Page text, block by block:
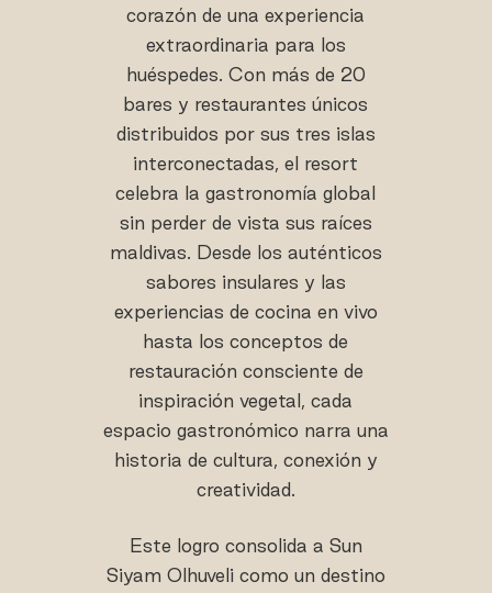
corazón de una experiencia
extraordinaria para los
huéspedes. Con más de 20
bares y restaurantes únicos
distribuidos por sus tres islas
interconectadas, el resort
celebra la gastronomía global
sin perder de vista sus raíces
maldivas. Desde los auténticos
sabores insulares y las
experiencias de cocina en vivo
hasta los conceptos de
restauración consciente de
inspiración vegetal, cada
espacio gastronómico narra una
historia de cultura, conexión y
creatividad.
Este logro consolida a Sun
Siyam Olhuveli como un destino